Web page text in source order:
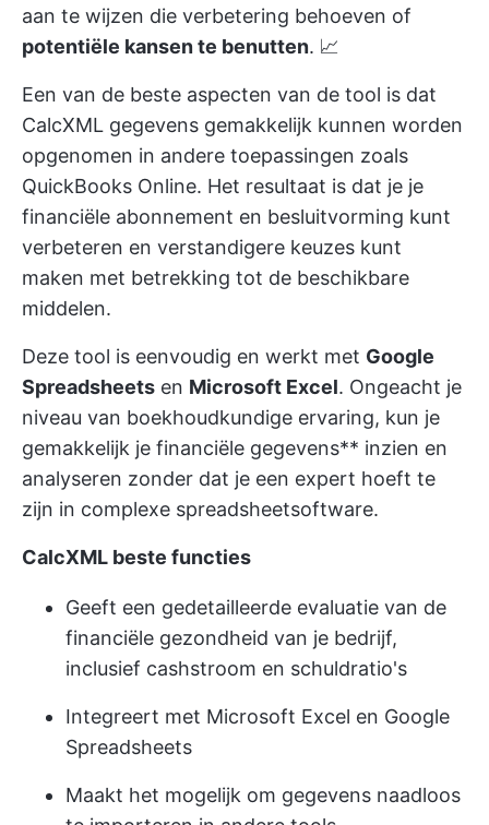
aan te wijzen die verbetering behoeven of
potentiële kansen te benutten. 📈
Een van de beste aspecten van de tool is dat
CalcXML gegevens gemakkelijk kunnen worden
opgenomen in andere toepassingen zoals
QuickBooks Online. Het resultaat is dat je je
financiële abonnement en besluitvorming kunt
verbeteren en verstandigere keuzes kunt
maken met betrekking tot de beschikbare
middelen.
Deze tool is eenvoudig en werkt met Google
Spreadsheets en Microsoft Excel. Ongeacht je
niveau van boekhoudkundige ervaring, kun je
gemakkelijk je financiële gegevens** inzien en
analyseren zonder dat je een expert hoeft te
zijn in complexe spreadsheetsoftware.
CalcXML beste functies
Geeft een gedetailleerde evaluatie van de
financiële gezondheid van je bedrijf,
inclusief cashstroom en schuldratio's
Integreert met Microsoft Excel en Google
Spreadsheets
Maakt het mogelijk om gegevens naadloos